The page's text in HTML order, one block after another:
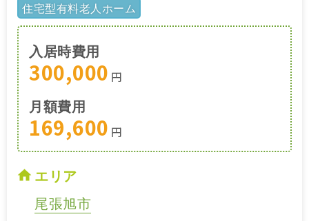
住宅型有料老人ホーム
入居時費用
300,000 円
月額費用
169,600 円
エリア
尾張旭市